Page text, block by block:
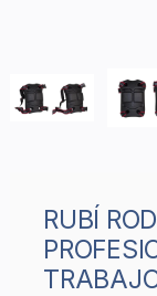
RUBÍ RODILLERAS